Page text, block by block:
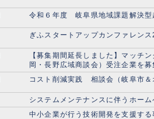
令和６年度 岐阜県地域課題解決型
ぎふスタートアップカンファレン
【募集期間延長しました】マッ
岡・長野広域商談会）受注企業を
コスト削減実践 相談会（岐阜市
システムメンテナンスに伴うホー
中小企業が行う技術開発を支援す